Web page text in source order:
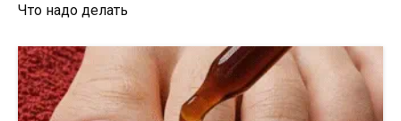
Что надо делать